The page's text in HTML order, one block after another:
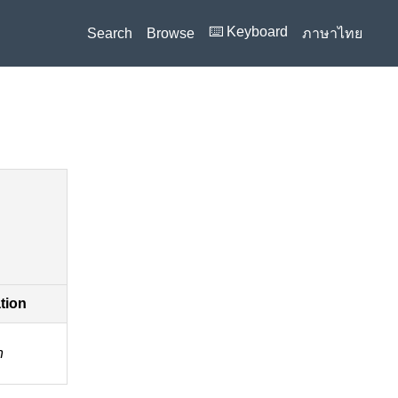
Search Browse ⌨️ Keyboard ภาษาไทย